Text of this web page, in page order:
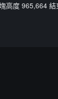
高度 965,664 結